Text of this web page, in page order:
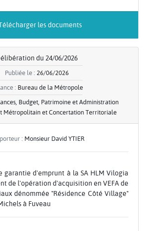
les documents
du 24/06/2026
Publiée le : 26/06/2026
: Bureau de la Métropole
Budget, Patrimoine et Administration
Métropolitain et Concertation Territoriale
: Monsieur David YTIER
garantie d'emprunt à la SA HLM Vilogia
de l'opération d'acquisition en VEFA de
dénommée "Résidence Côté Village"
à Fuveau